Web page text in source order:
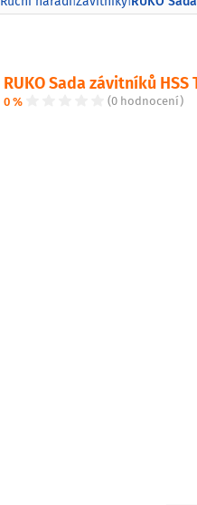
RUKO Sada závitníků HSS
0 % (0 hodnocení)